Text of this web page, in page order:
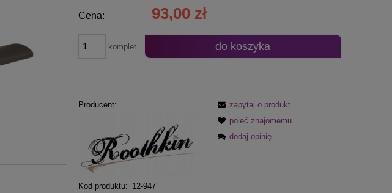
Cena nie zawiera ewentualnych kosztów
płatności
Cena: 93,00 zł
komplet do koszyka
Producent:
Kod produktu: 12-947
zapytaj o produkt
poleć znajomemu
dodaj opinię